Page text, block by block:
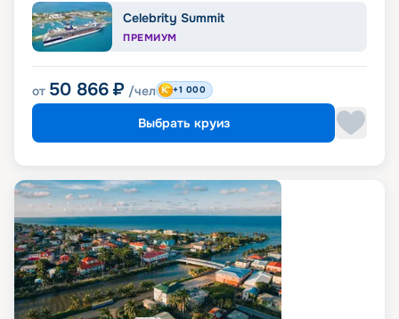
Celebrity Summit
ПРЕМИУМ
от 50 866 ₽ /чел +1 000
Выбрать круиз